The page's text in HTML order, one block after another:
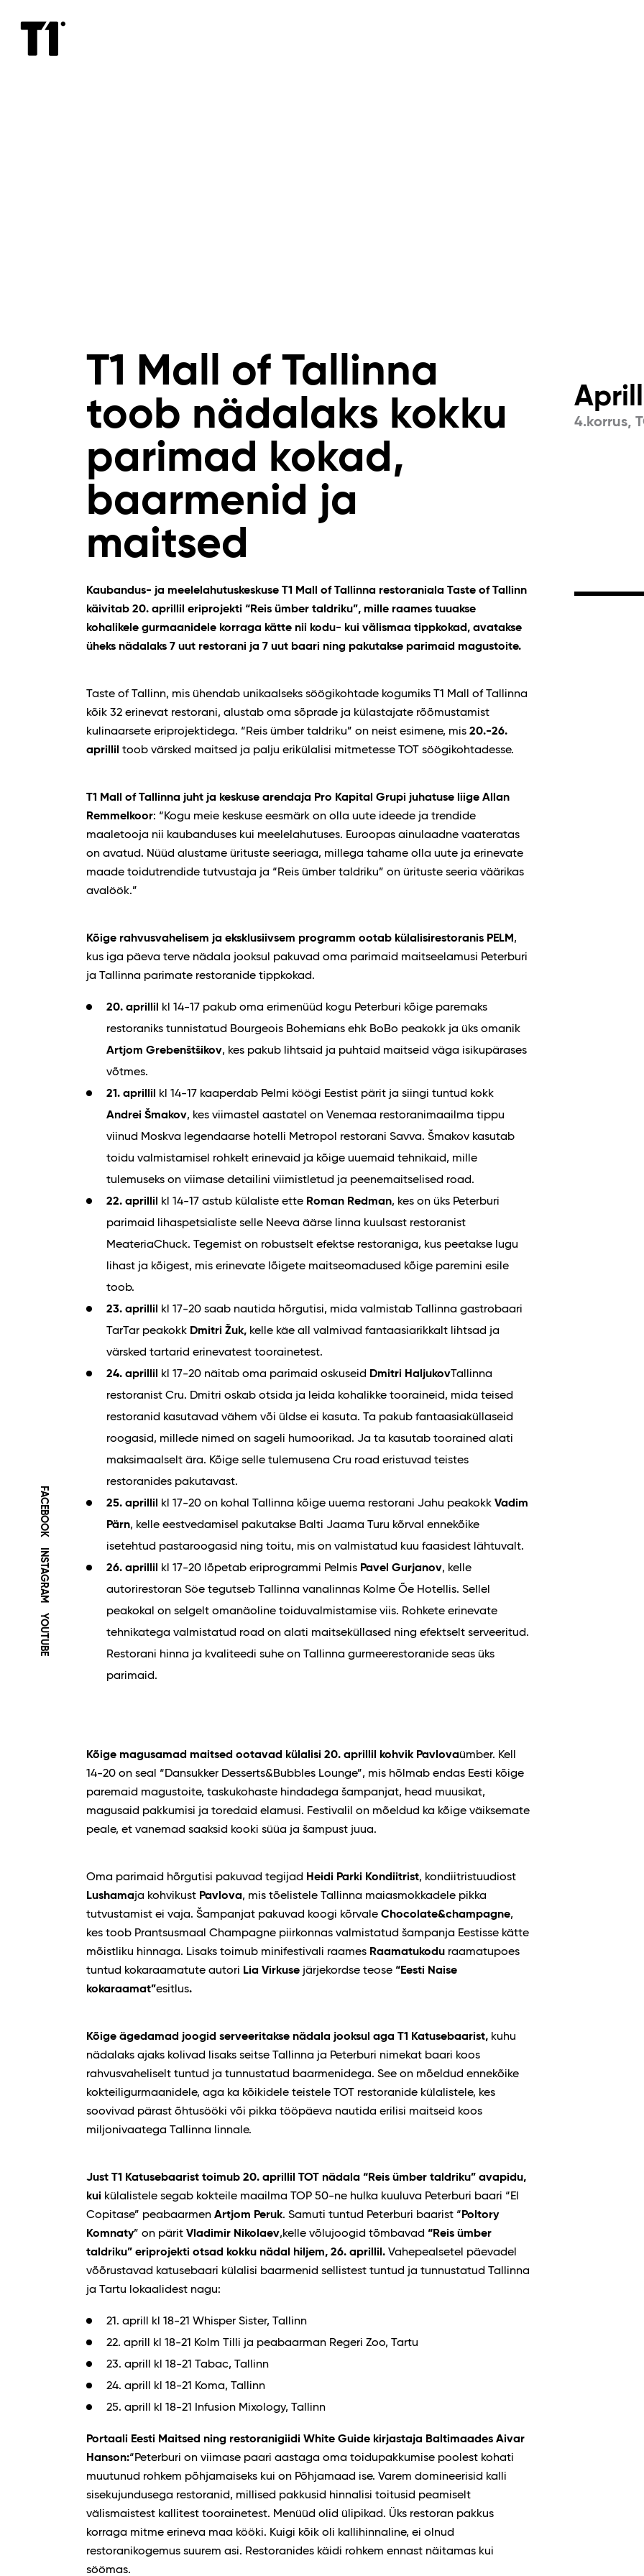
FACEBOOK
INSTAGRAM
YOUTUBE
T1 Mall of Tallinna
toob nädalaks kokku
parimad kokad,
baarmenid ja
maitsed
4.korrus,
Kaubandus- ja meelelahutuskeskuse T1 Mall of Tallinna restoraniala Taste of Tallinn
käivitab 20. aprillil eriprojekti “Reis ümber taldriku”, mille raames tuuakse
kohalikele gurmaanidele korraga kätte nii kodu- kui välismaa tippkokad, avatakse
üheks nädalaks 7 uut restorani ja 7 uut baari ning pakutakse parimaid magustoite.
Taste of Tallinn, mis ühendab unikaalseks söögikohtade kogumiks T1 Mall of Tallinna
kõik 32 erinevat restorani, alustab oma sõprade ja külastajate rõõmustamist
kulinaarsete eriprojektidega. “Reis ümber taldriku” on neist esimene, mis20.-26.
aprilliltoob värsked maitsed ja palju erikülalisi mitmetesse TOT söögikohtadesse.
T1 Mall of Tallinna juht ja keskuse arendaja Pro Kapital Grupi juhatuse liige Allan
Remmelkoor: “Kogu meie keskuse eesmärk on olla uute ideede ja trendide
maaletooja nii kaubanduses kui meelelahutuses. Euroopas ainulaadne vaateratas
on avatud. Nüüd alustame ürituste seeriaga, millega tahame olla uute ja erinevate
maade toidutrendide tutvustaja ja “Reis ümber taldriku” on ürituste seeria väärikas
avalöök.”
Kõige rahvusvahelisem ja eksklusiivsem programm ootab külalisirestoranis PELM ,
kus iga päeva terve nädala jooksul pakuvad oma parimaid maitseelamusi Peterburi
ja Tallinna parimate restoranide tippkokad.
20. aprillil
kl 14-17 pakub oma erimenüüd kogu Peterburi kõige paremaks
restoraniks tunnistatud Bourgeois Bohemians ehk BoBo peakokk ja üks omanik
Artjom Grebenštšikov, kes pakub lihtsaid ja puhtaid maitseid väga isikupärases
võtmes.
21. aprillil
kl 14-17 kaaperdab Pelmi köögi Eestist pärit ja siingi tuntud kokk
Andrei Šmakov, kes viimastel aastatel on Venemaa restoranimaailma tippu
viinud Moskva legendaarse hotelli Metropol restorani Savva. Šmakov kasutab
toidu valmistamisel rohkelt erinevaid ja kõige uuemaid tehnikaid, mille
tulemuseks on viimase detailini viimistletud ja peenemaitselised road.
22. aprillil
kl 14-17 astub külaliste ette Roman Redman, kes on üks Peterburi
parimaid lihaspetsialiste selle Neeva äärse linna kuulsast restoranist
MeateriaChuck. Tegemist on robustselt efektse restoraniga, kus peetakse lugu
lihast ja kõigest, mis erinevate lõigete maitseomadused kõige paremini esile
toob.
23. aprillil
kl 17-20 saab nautida hõrgutisi, mida valmistab Tallinna gastrobaari
TarTar peakokk Dmitri Žuk, kelle käe all valmivad fantaasiarikkalt lihtsad ja
värsked tartarid erinevatest toorainetest.
24. aprillil
kl 17-20 näitab oma parimaid oskuseid Dmitri HaljukovTallinna
restoranist Cru. Dmitri oskab otsida ja leida kohalikke tooraineid, mida teised
restoranid kasutavad vähem või üldse ei kasuta. Ta pakub fantaasiaküllaseid
roogasid, millede nimed on sageli humoorikad. Ja ta kasutab toorained alati
maksimaalselt ära. Kõige selle tulemusena Cru road eristuvad teistes
restoranides pakutavast.
25. aprillil
kl 17-20 on kohal Tallinna kõige uuema restorani Jahu peakokkVadim
Pärn, kelle eestvedamisel pakutakse Balti Jaama Turu kõrval ennekõike
isetehtud pastaroogasid ning toitu, mis on valmistatud kuu faasidest lähtuvalt.
26. aprillil
kl 17-20 lõpetab eriprogrammi Pelmis Pavel Gurjanov, kelle
autorirestoran Söe tegutseb Tallinna vanalinnas Kolme Õe Hotellis. Sellel
peakokal on selgelt omanäoline toiduvalmistamise viis. Rohkete erinevate
tehnikatega valmistatud road on alati maitseküllased ning efektselt serveeritud.
Restorani hinna ja kvaliteedi suhe on Tallinna gurmeerestoranide seas üks
parimaid.
Kõige magusamad maitsed ootavad külalisi 20.aprillil kohvik Pavlovaümber. Kell
14-20 on seal “Dansukker Desserts&Bubbles Lounge”, mis hõlmab endas Eesti kõige
paremaid magustoite, taskukohaste hindadega šampanjat, head muusikat,
magusaid pakkumisi ja toredaid elamusi. Festivalil on mõeldud ka kõige väiksemate
peale, et vanemad saaksid kooki süüa ja šampust juua.
Oma parimaid hõrgutisi pakuvad tegijad Heidi Parki Kondiitrist, kondiitristuudiost
Lushamaja kohvikust Pavlova, mis tõelistele Tallinna maiasmokkadele pikka
tutvustamist ei vaja. Šampanjat pakuvad koogi kõrvaleChocolate&champagne,
kes toob Prantsusmaal Champagne piirkonnas valmistatud šampanja Eestisse kätte
mõistliku hinnaga. Lisaks toimub minifestivali raames Raamatukodu raamatupoes
tuntud kokaraamatute autori Lia Virkuse järjekordse teose “Eesti Naise
kokaraamat”esitlus.
Kõige ägedamad joogid serveeritakse nädala jooksul agaT1 Katusebaarist, kuhu
nädalaks ajaks kolivad lisaks seitse Tallinna ja Peterburi nimekat baari koos
rahvusvaheliselt tuntud ja tunnustatud baarmenidega. See on mõeldud ennekõike
kokteiligurmaanidele, aga ka kõikidele teistele TOT restoranide külalistele, kes
soovivad pärast õhtusööki või pikka tööpäeva nautida erilisi maitseid koos
miljonivaatega Tallinna linnale.
Just T1 Katusebaarist toimub 20. aprillil TOT nädala “Reis ümber taldriku” avapidu,
kui külalistele segab kokteile maailma TOP 50-ne hulka kuuluva Peterburi baari “El
Copitase” peabaarmenArtjom Peruk. Samuti tuntud Peterburi baarist “ Poltory
Komnaty” on päritVladimir Nikolaev,kelle võlujoogid tõmbavad “Reis ümber
taldriku” eriprojekti otsad kokku nädal hiljem, 26. aprillil.Vahepealsetel päevadel
võõrustavad katusebaari külalisi baarmenid sellistest tuntud ja tunnustatud Tallinna
ja Tartu lokaalidest nagu:
21. aprill kl 18-21 Whisper Sister, Tallinn
22. aprill kl 18-21 Kolm Tilli ja peabaarman Regeri Zoo, Tartu
23. aprill kl 18-21 Tabac, Tallinn
24. aprill kl 18-21 Koma, Tallinn
25. aprill kl 18-21 Infusion Mixology, Tallinn
Portaali Eesti Maitsed ning restoranigiidi White Guide kirjastaja Baltimaades Aivar
Hanson:“Peterburi on viimase paari aastaga oma toidupakkumise poolest kohati
muutunud rohkem põhjamaiseks kui on Põhjamaad ise. Varem domineerisid kalli
sisekujundusega restoranid, millised pakkusid hinnalisi toitusid peamiselt
välismaistest kallitest toorainetest. Menüüd olid ülipikad. Üks restoran pakkus
korraga mitme erineva maa kööki. Kuigi kõik oli kallihinnaline, ei olnud
restoranikogemus suurem asi. Restoranides käidi rohkem ennast näitamas kui
söömas.